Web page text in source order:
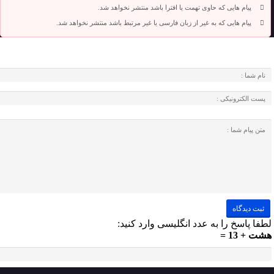
پیام هایی که حاوی تهمت یا افترا باشد منتشر نخواهد شد.
پیام هایی که به غیر از زبان فارسی یا غیر مرتبط باشد منتشر نخواهد شد.
لطفا پاسخ را به عدد انگلیسی وارد کنید:
هشت + 13 =